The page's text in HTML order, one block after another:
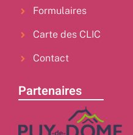
Formulaires
Carte des CLIC
Contact
Partenaires